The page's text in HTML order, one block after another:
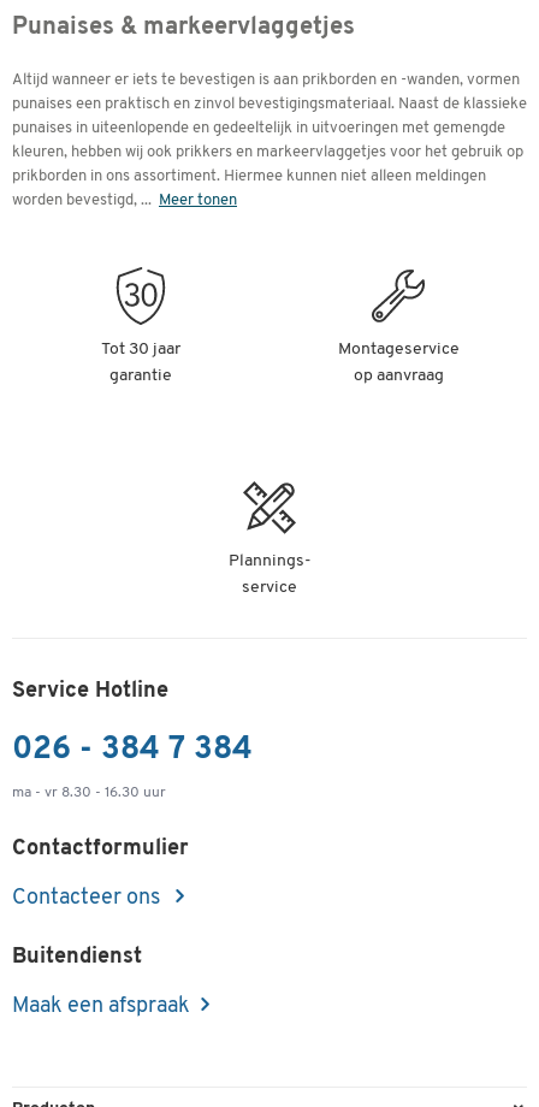
Punaises & markeervlaggetjes
Altijd wanneer er iets te bevestigen is aan prikborden en -wanden, vormen
punaises een praktisch en zinvol bevestigingsmateriaal. Naast de klassieke
punaises in uiteenlopende en gedeeltelijk in uitvoeringen met gemengde
kleuren, hebben wij ook prikkers en markeervlaggetjes voor het gebruik op
prikborden in ons assortiment. Hiermee kunnen niet alleen meldingen
worden bevestigd, ... Meer tonen
Tot 30 jaar
garantie
Montageservice
op aanvraag
Plannings-
service
Service Hotline
026 - 384 7 384
ma - vr 8.30 - 16.30 uur
Contactformulier
Contacteer ons
Buitendienst
Maak een afspraak